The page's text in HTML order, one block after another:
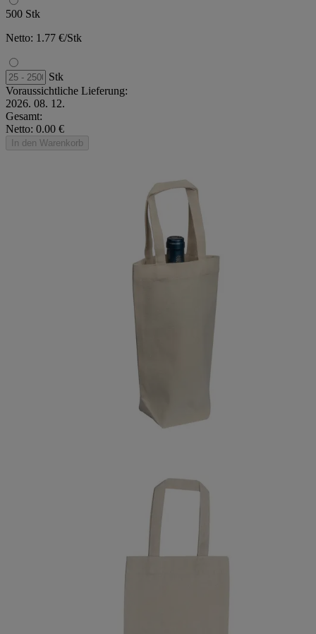
500 Stk
Netto: 1.77 €/Stk
Stk
Voraussichtliche Lieferung:
2026. 08. 12.
Gesamt:
Netto: 0.00 €
In den Warenkorb